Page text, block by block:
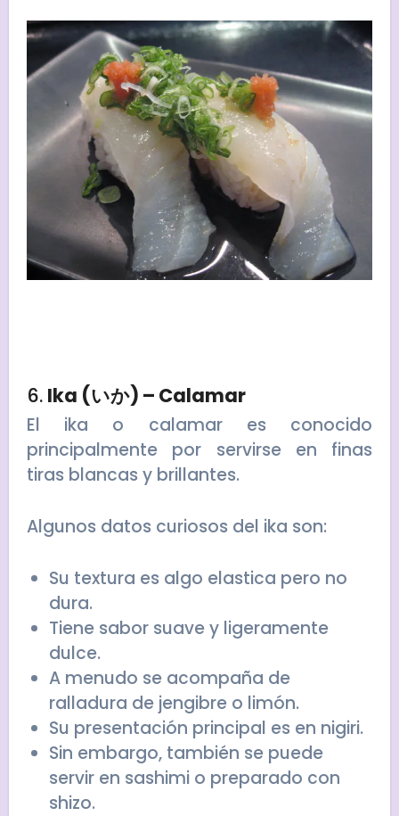
6. Ika (いか) – Calamar
El ika o calamar es conocido
principalmente por servirse en finas
tiras blancas y brillantes.
Algunos datos curiosos del ika son:
Su textura es algo elastica pero no
dura.
Tiene sabor suave y ligeramente
dulce.
A menudo se acompaña de
ralladura de jengibre o limón.
Su presentación principal es en nigiri.
Sin embargo, también se puede
servir en sashimi o preparado con
shizo.